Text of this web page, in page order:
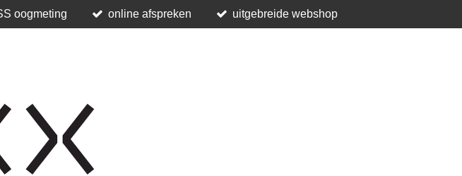
oogmeting online afspreken uitgebreide webshop